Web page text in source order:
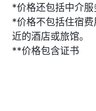
*价格还包括中介服
*价格不包括住宿
近的酒店或旅馆。
**价格包含证书